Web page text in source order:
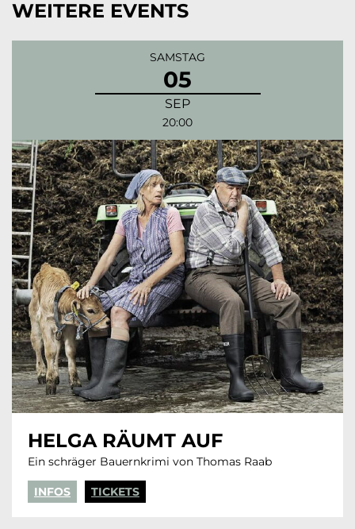
WEITERE EVENTS
SAMSTAG
05
SEP
20:00
HELGA RÄUMT AUF
Ein schräger Bauernkrimi von Thomas Raab
INFOS TICKETS